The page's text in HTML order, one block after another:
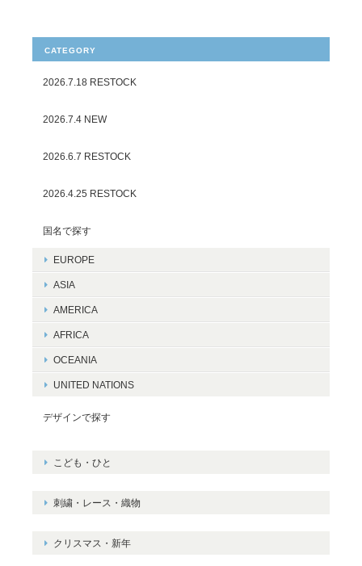
CATEGORY
2026.7.18 RESTOCK
2026.7.4 NEW
2026.6.7 RESTOCK
2026.4.25 RESTOCK
国名で探す
EUROPE
ASIA
AMERICA
AFRICA
OCEANIA
UNITED NATIONS
デザインで探す
こども・ひと
刺繍・レース・織物
クリスマス・新年